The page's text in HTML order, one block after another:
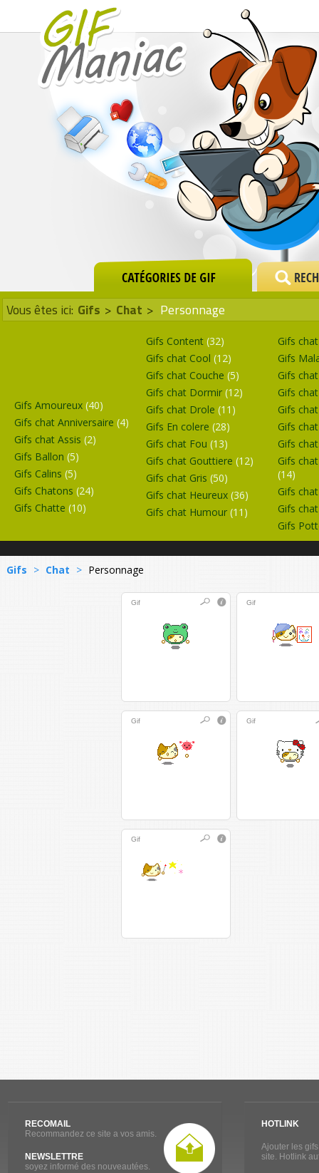
Vous êtes ici: Gifs > Chat > Personnage
Gifs Amoureux (40)
Gifs chat Anniversaire (4)
Gifs chat Assis (2)
Gifs Ballon (5)
Gifs Calins (5)
Gifs Chatons (24)
Gifs Chatte (10)
Gifs Content (32)
Gifs chat Cool (12)
Gifs chat Couche (5)
Gifs chat Dormir (12)
Gifs chat Drole (11)
Gifs En colere (28)
Gifs chat Fou (13)
Gifs chat Gouttiere (12)
Gifs chat Gris (50)
Gifs chat Heureux (36)
Gifs chat Humour (11)
Gifs
Gifs
Gifs
Gifs
Gifs
Gifs
Gifs
Gifs
(14)
Gifs
Gifs
Gifs
Gifs > Chat > Personnage
Gif Gif
Gif Gif
Gif
RECOMAIL
Recommandez ce site a vos amis.
NEWSLETTRE
soyez informé des nouveautées.
HOTLINK
Ajouter les
site. Hotlink